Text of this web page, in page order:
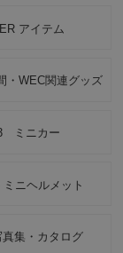
アイテム
・WEC関連グッズ
ミニカー
ミニヘルメット
集・カタログ